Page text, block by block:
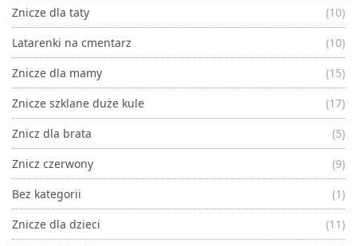
Znicze dla taty
(10)
Latarenki na cmentarz
(10)
Znicze dla mamy
(15)
Znicze szklane duże kule
(17)
Znicz dla brata
(5)
Znicz czerwony
(9)
Bez kategorii
(1)
Znicze dla dzieci
(11)